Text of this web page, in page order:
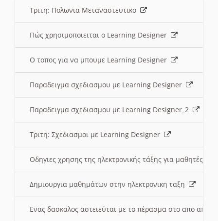
Τριτη: Πολωνια Μεταναστευτικο
Πώς χρησιμοποιειται ο Learning Designer
O τοπος για να μπουμε Learning Designer
Παραδειγμα σχεδιασμου με Learning Designer
Παραδειγμα σχεδιασμου με Learning Designer_2
Τριτη: Σχεδιασμοι με Learning Designer
Οδηγιες χρησης της ηλεκτρονικής τάξης για μαθητές
Δημιουργια μαθημάτων στην ηλεκτρονικη ταξη
Ενας δασκαλος αστειεύται με το πέρασμα στο απο